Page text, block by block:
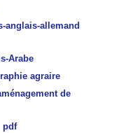
anglais-allemand
Arabe
agraire
de
pdf